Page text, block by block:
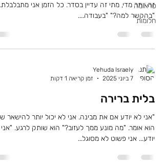
טראומה
חלומות
זה יותר מדי, מתי זה עדיין בסדר. כל הזמן אני
"בהקשר למה?" "בעבודה....
Yehuda Israely
7 ביוני 2025
זמן קריאה 1 דקות
בלית ברירה
"אני לא יודע אם את מבינה. אני לא יכול יותר להישאר
הוא אומר. "מה מונע ממך לעזוב?" הוא שותק לרגע.
יודע... אני פשוט לא מסוגל...